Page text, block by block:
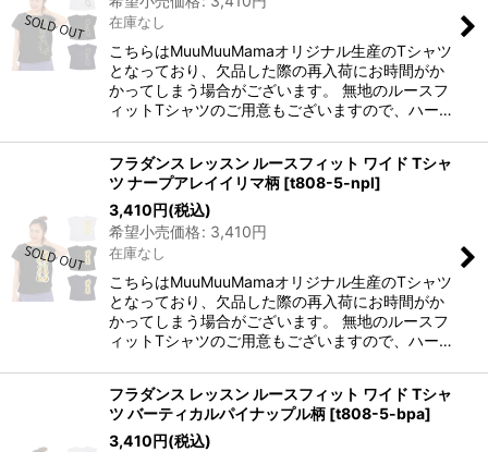
在庫なし
こちらはMuuMuuMamaオリジナル生産のTシャツ
となっており、欠品した際の再入荷にお時間がか
かってしまう場合がございます。 無地のルースフ
ィットTシャツのご用意もございますので、ハー…
フラダンス レッスン ルースフィット ワイド Tシャ
ツ ナープアレイイリマ柄 [t808-5-npl]
3,410円(税込)
希望小売価格: 3,410円
在庫なし
こちらはMuuMuuMamaオリジナル生産のTシャツ
となっており、欠品した際の再入荷にお時間がか
かってしまう場合がございます。 無地のルースフ
ィットTシャツのご用意もございますので、ハー…
フラダンス レッスン ルースフィット ワイド Tシャ
ツ バーティカルパイナップル柄 [t808-5-bpa]
3,410円(税込)